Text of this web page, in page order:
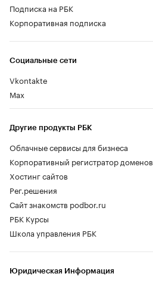
Социальные сети
Vkontakte
Max
Другие продукты РБК
Облачные сервисы для бизнеса
Корпоративный регистратор доменов
Хостинг сайтов
Рег.решения
Сайт знакомств podbor.ru
РБК Курсы
Школа управления РБК
Подписка на РБК
Корпоративная подписка
Юридическая Информация